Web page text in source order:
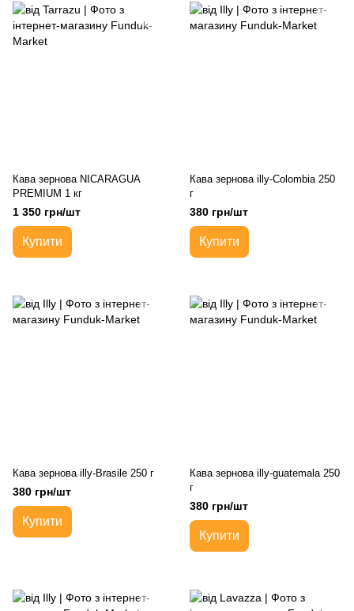
Кава зернова NICARAGUA
PREMIUM 1 кг
1 350 грн/шт
Купити
Кава зернова illy-Colombia 250
г
380 грн/шт
Купити
Кава зернова illy-Brasile 250 г
380 грн/шт
Купити
Кава зернова illy-guatemala 250
г
380 грн/шт
Купити